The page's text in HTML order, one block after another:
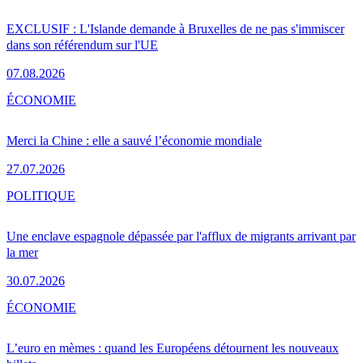
EXCLUSIF : L'Islande demande à Bruxelles de ne pas s'immiscer
dans son référendum sur l'UE
07.08.2026
Merci la Chine : elle a sauvé l’économie mondiale
27.07.2026
ÉCONOMIE
Une enclave espagnole dépassée par l'afflux de migrants arrivant par
la mer
30.07.2026
POLITIQUE
L’euro en mèmes : quand les Européens détournent les nouveaux
ÉCONOMIE